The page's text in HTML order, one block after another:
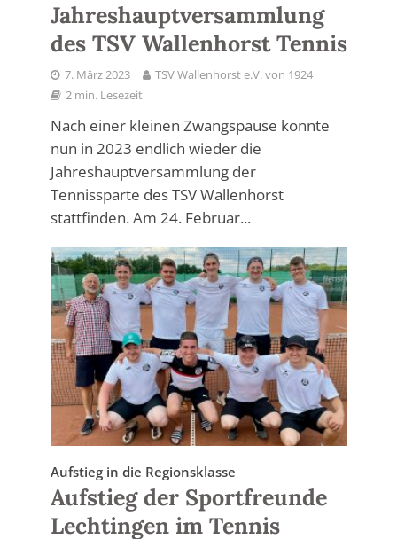
Jahreshauptversammlung
des TSV Wallenhorst Tennis
7. März 2023
TSV Wallenhorst e.V. von 1924
2 min. Lesezeit
Nach einer kleinen Zwangspause konnte
nun in 2023 endlich wieder die
Jahreshauptversammlung der
Tennissparte des TSV Wallenhorst
stattfinden. Am 24. Februar...
Aufstieg in die Regionsklasse
Aufstieg der Sportfreunde
Lechtingen im Tennis